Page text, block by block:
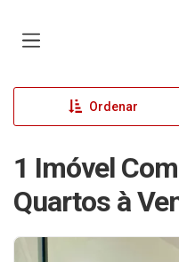
Ordenar
1 Imóvel
Quartos à